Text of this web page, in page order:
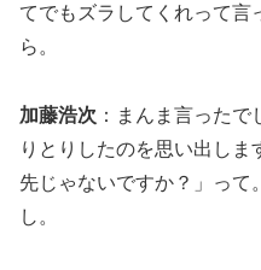
てでもズラしてくれって言
ら。
加藤浩次 ：まんま言った
りとりしたのを思い出し
先じゃないですか？」って
し。